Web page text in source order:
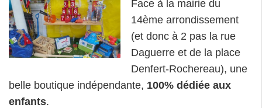
Face à la mairie du
14ème arrondissement
(et donc à 2 pas la rue
Daguerre et de la place
Denfert-Rochereau), une
belle boutique indépendante, 100% dédiée aux
enfants.